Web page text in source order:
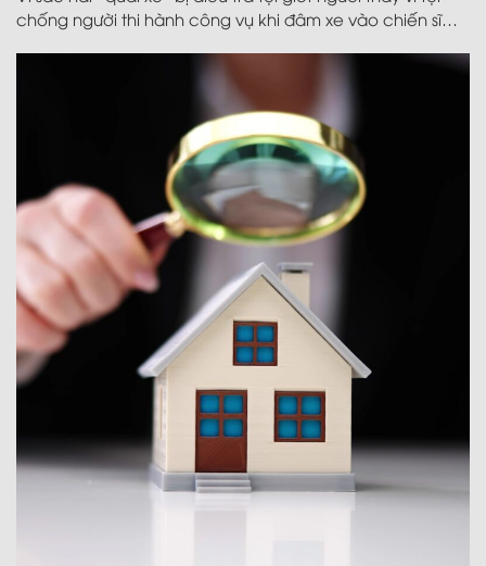
chống người thi hành công vụ khi đâm xe vào chiến sĩ